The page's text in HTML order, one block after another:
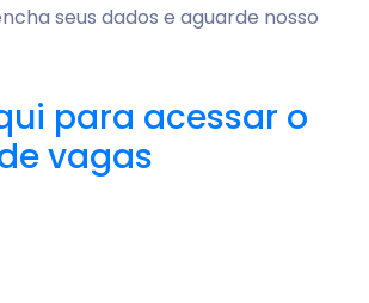
seus dados e aguarde nosso
para acessar o
vagas